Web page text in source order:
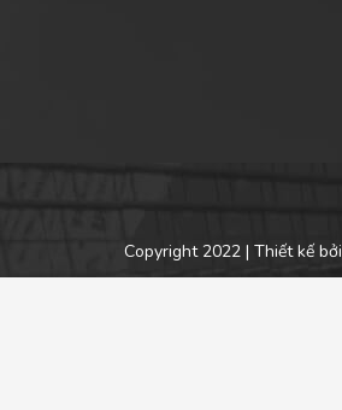
Copyright 2022 | Thiết kế bởi